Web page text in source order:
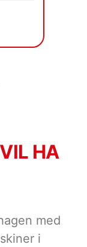
HA
med
i